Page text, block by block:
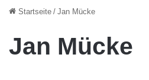
Startseite / Jan Mücke
Jan Mücke